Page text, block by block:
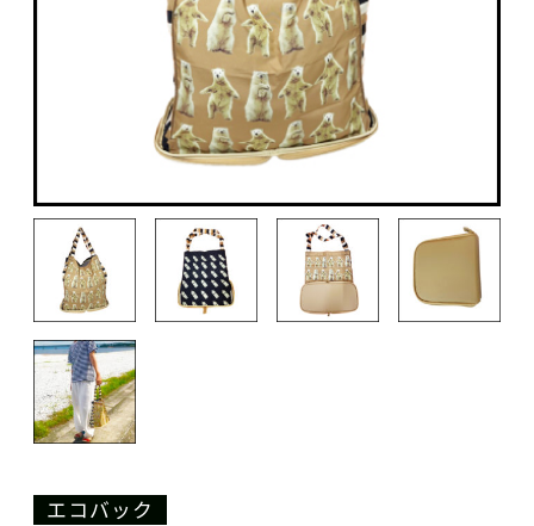
エコバック